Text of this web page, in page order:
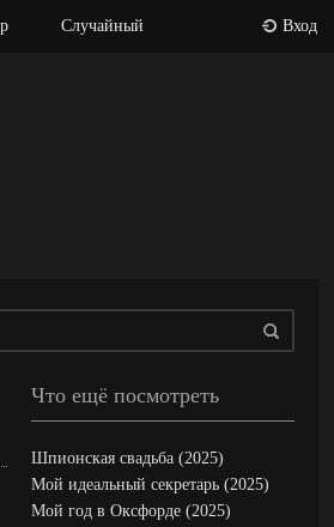
Случайный Вход
Что ещё посмотреть
Шпионская свадьба (2025)
Мой идеальный секретарь (2025)
Мой год в Оксфорде (2025)